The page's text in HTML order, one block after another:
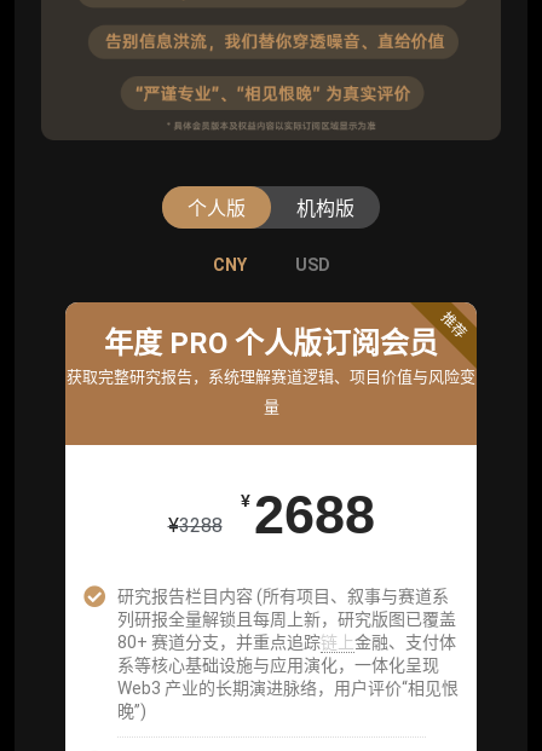
个人版 机构版
CNY USD
年度 PRO 个人版订阅会员
获取完整研究报告，系统理解赛道逻辑、项目价值与风险变
量
¥3288
¥ 2688
研究报告栏目内容 (所有项目、叙事与赛道系
列研报全量解锁且每周上新，研究版图已覆盖
80+ 赛道分支，并重点追踪链上金融、支付体
系等核心基础设施与应用演化，一体化呈现
Web3 产业的长期演进脉络，用户评价“相见恨
晚”)
推荐
CNY USD
机构标准年度服务会员
获取机构级研究与基础服务
26800
服)
机构增强研究包（在每期研报基础上，进一步
提供一页纸格局图、机构视角附录、结构化数
据集与定向持续追踪数据库，将研报内容沉淀
为可复用、可复核、可持续追踪的机构级研究
资产）
标准版